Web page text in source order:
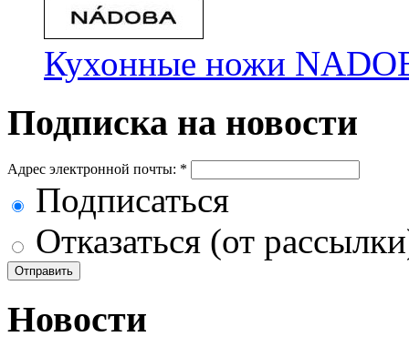
Кухонные ножи
Подписка на новости
Адрес электронной почты: *
Подписаться
Отказаться (от
Новости